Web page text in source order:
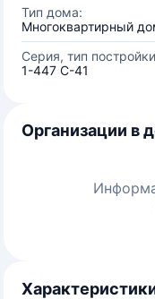
Тип дома:
Многоквартирный
Серия, тип
1-447 С-41
Организации в